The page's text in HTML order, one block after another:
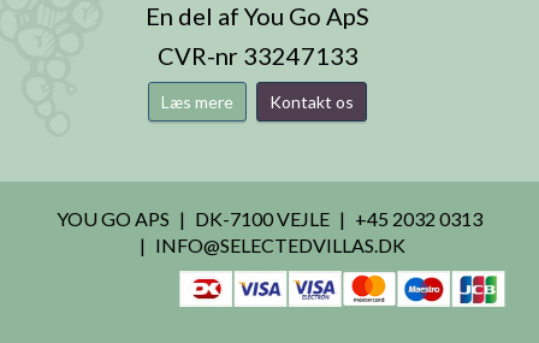
En del af You Go ApS
CVR-nr 33247133
Læs mere Kontakt os
YOU GO APS DK-7100 VEJLE
+45 2032 0313
INFO@SELECTEDVILLAS.DK